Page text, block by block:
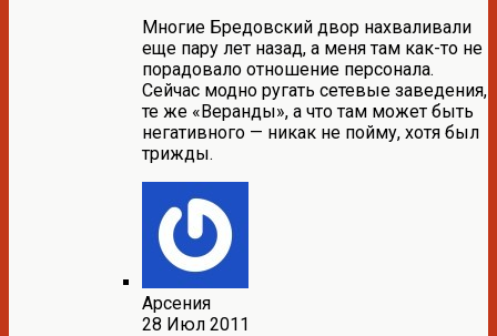
Многие Бредовский двор нахваливали
еще пару лет назад, а меня там как-то не
порадовало отношение персонала.
Сейчас модно ругать сетевые заведения,
те же «Веранды», а что там может быть
негативного — никак не пойму, хотя был
трижды.
Арсения
28 Июл 2011